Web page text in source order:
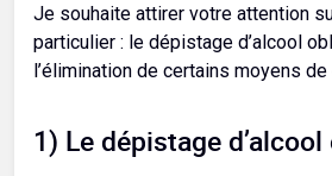
Je souhaite attirer votre attention
particulier : le dépistage d’alcool
l’élimination de certains moyens
1) Le dépistage